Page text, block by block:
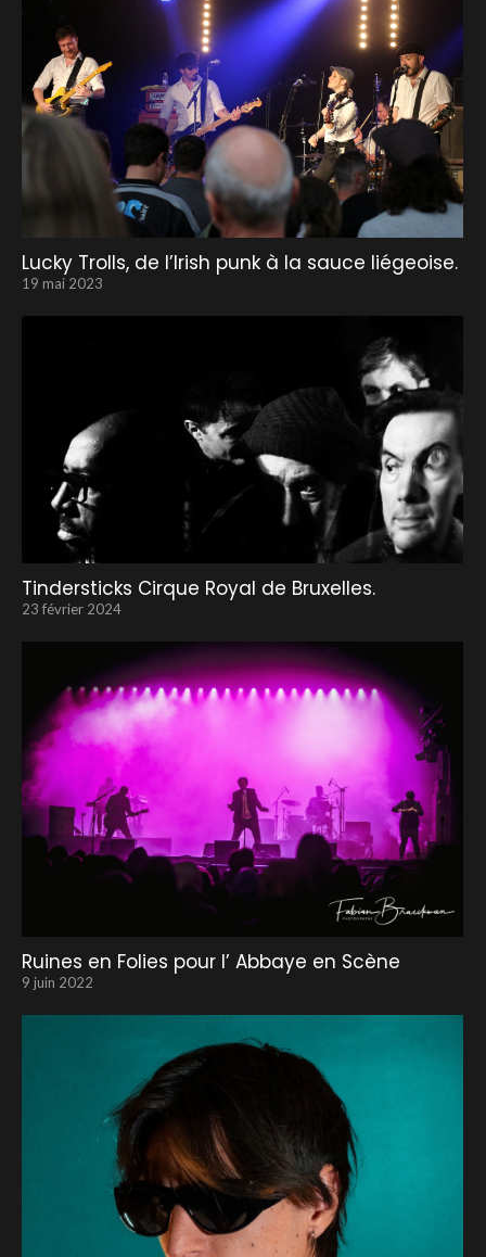
Lucky Trolls, de l’Irish punk à la sauce liégeoise.
19 mai 2023
Tindersticks Cirque Royal de Bruxelles.
23 février 2024
Ruines en Folies pour l’ Abbaye en Scène
9 juin 2022